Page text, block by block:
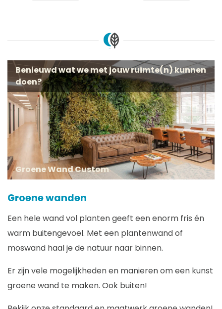
Benieuwd wat we met jouw ruimte(n) kunnen
doen?
Groene Wand Custom
Groene wanden
Een hele wand vol planten geeft een enorm fris én
warm buitengevoel. Met een plantenwand of
moswand haal je de natuur naar binnen.
Er zijn vele mogelijkheden en manieren om een kunst
groene wand te maken. Ook buiten!